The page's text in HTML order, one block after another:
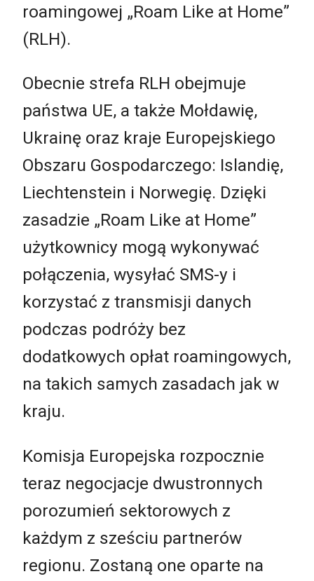
roamingowej „Roam Like at Home”
(RLH).
Obecnie strefa RLH obejmuje
państwa UE, a także Mołdawię,
Ukrainę oraz kraje Europejskiego
Obszaru Gospodarczego: Islandię,
Liechtenstein i Norwegię. Dzięki
zasadzie „Roam Like at Home”
użytkownicy mogą wykonywać
połączenia, wysyłać SMS-y i
korzystać z transmisji danych
podczas podróży bez
dodatkowych opłat roamingowych,
na takich samych zasadach jak w
kraju.
Komisja Europejska rozpocznie
teraz negocjacje dwustronnych
porozumień sektorowych z
każdym z sześciu partnerów
regionu. Zostaną one oparte na